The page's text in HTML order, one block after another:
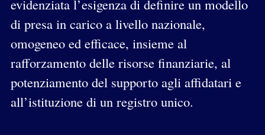
evidenziata l’esigenza di definire un modello
di presa in carico a livello nazionale,
omogeneo ed efficace, insieme al
rafforzamento delle risorse finanziarie, al
potenziamento del supporto agli affidatari e
all’istituzione di un registro unico.